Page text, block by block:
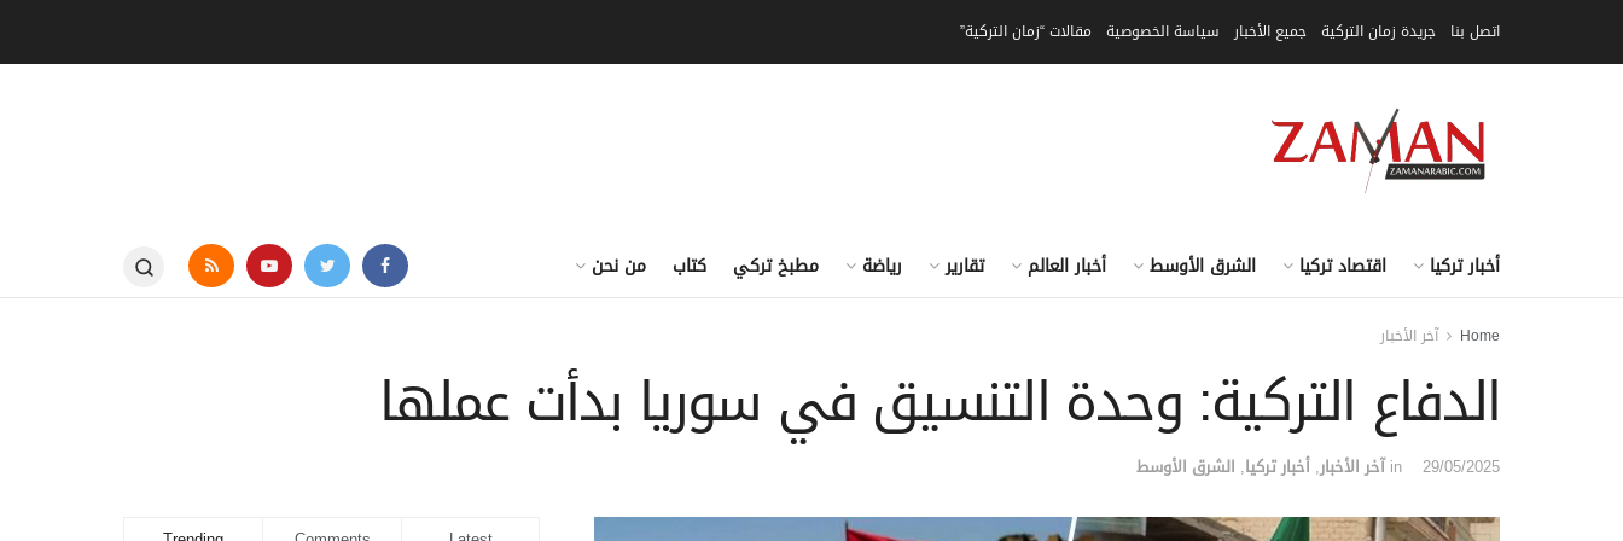
اتصل بنا جريدة زمان التركية جميع الأخبار سياسة الخصوصية مقالات “زمان التركية”
أخبار تركيا اقتصاد تركيا الشرق الأوسط أخبار العالم تقارير رياضة مطبخ تركي كتاب من نحن
Home آخر الأخبار
الدفاع التركية: وحدة التنسيق في سوريا بدأت عملها
29/05/2025
in آخر الأخبار, أخبار تركيا, الشرق الأوسط